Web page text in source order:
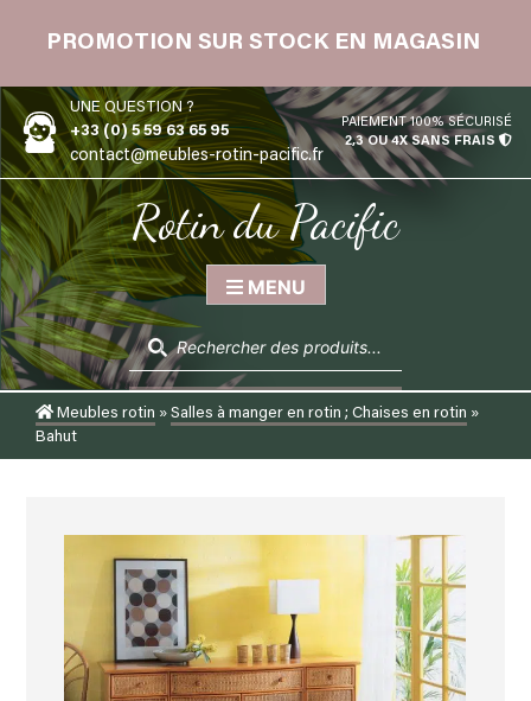
PROMOTION SUR STOCK EN MAGASIN
UNE QUESTION ?
+33 (0) 5 59 63 65 95
contact@meubles-rotin-pacific.fr
PAIEMENT 100% SÉCURISÉ
2,3 OU 4X SANS FRAIS
Rotin du Pacific
MENU
Recherche
de
produits
Meubles rotin » Salles à manger en rotin ; Chaises en rotin »
Bahut